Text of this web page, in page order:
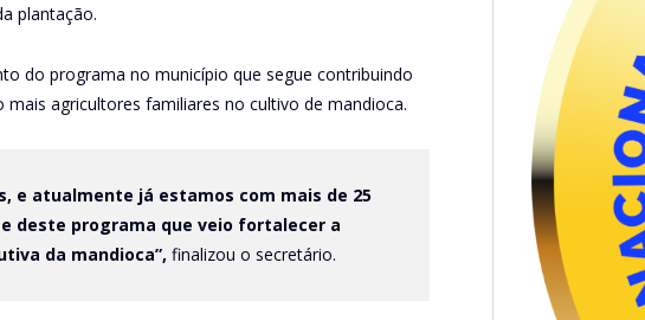
plantação.
do programa no município que segue contribuindo
agricultores familiares no cultivo de mandioca.
e atualmente já estamos com mais de 25
deste programa que veio fortalecer a
da mandioca”, finalizou o secretário.